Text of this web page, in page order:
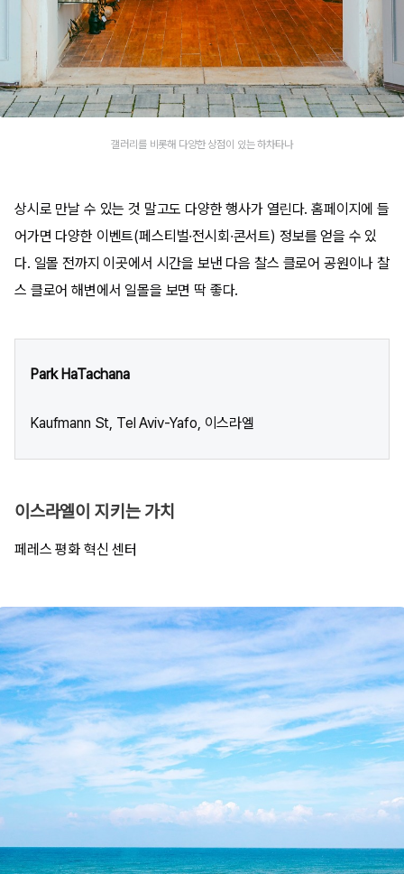
갤러리를 비롯해 다양한 상점이 있는 하차타나
상시로 만날 수 있는 것 말고도 다양한 행사가 열린다. 홈페이지에 들
어가면 다양한 이벤트(페스티벌·전시회·콘서트) 정보를 얻을 수 있
다. 일몰 전까지 이곳에서 시간을 보낸 다음 찰스 클로어 공원이나 찰
스 클로어 해변에서 일몰을 보면 딱 좋다.
Park HaTachana
Kaufmann St, Tel Aviv-Yafo, 이스라엘
이스라엘이 지키는 가치
페레스 평화 혁신 센터​